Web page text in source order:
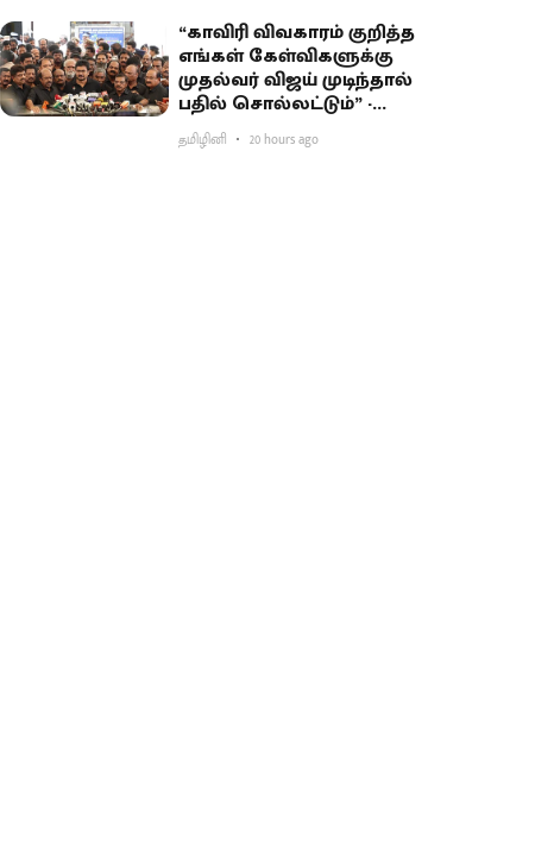
“காவிரி விவகாரம் குறித்த
எங்கள் கேள்விகளுக்கு
முதல்வர் விஜய் முடிந்தால்
பதில் சொல்லட்டும்” -
உதயநிதி சவால்
தமிழினி 20 hours ago